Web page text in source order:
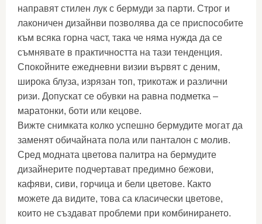
направят стилен лук с бермуди за парти. Строг и
лаконичен дизайнви позволява да се приспособите
към всяка горна част, така че няма нужда да се
съмнявате в практичността на тази тенденция.
Спокойните ежедневни визии вървят с деним,
широка блуза, изрязан топ, трикотаж и различни
ризи. Допускат се обувки на равна подметка –
маратонки, боти или кецове.
Вижте снимката колко успешно бермудите могат да
заменят обичайната пола или панталон с молив.
Сред модната цветова палитра на бермудите
дизайнерите подчертават предимно бежови,
кафяви, сиви, горчица и бели цветове. Както
можете да видите, това са класически цветове,
които не създават проблеми при комбинирането.